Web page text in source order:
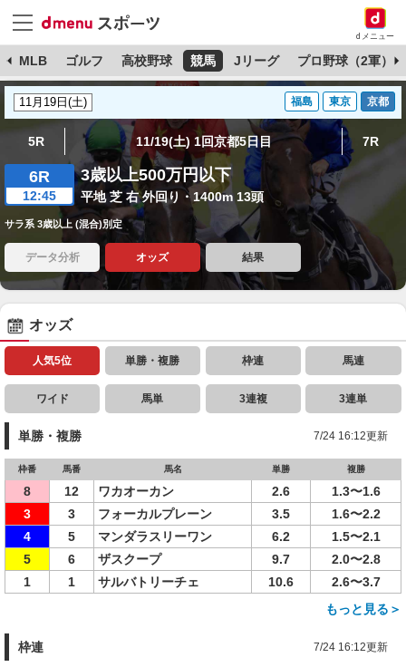
dメニュー
MLB ゴルフ 高校野球 競馬 Jリーグ プロ野球（2軍）
福島 東京 京都
5R 11/19(土) 1回京都5日目 7R
6R
12:45
3歳以上500万円以下
平地 芝 右 外回り・1400m 13頭
サラ系 3歳以上 (混合)別定
データ分析 オッズ 結果
オッズ
人気5位 単勝・複勝 枠連 馬連
ワイド 馬単 3連複 3連単
単勝・複勝 7/24 16:12更新
枠番 馬番 馬名 単勝 複勝
8 12 ワカオーカン 2.6
1.3〜1.6
3
3 フォーカルプレーン 3.5
1.6〜2.2
4
5 マンダラスリーワン 6.2
1.5〜2.1
5
6 ザスクープ 9.7
2.0〜2.8
1
1 サルバトリーチェ 10.6
2.6〜3.7
もっと見る＞
枠連 7/24 16:12更新